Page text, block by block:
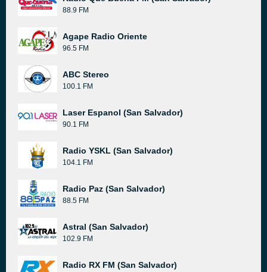
88.9 FM
Agape Radio Oriente
96.5 FM
ABC Stereo
100.1 FM
Laser Espanol (San Salvador)
90.1 FM
Radio YSKL (San Salvador)
104.1 FM
Radio Paz (San Salvador)
88.5 FM
Astral (San Salvador)
102.9 FM
Radio RX FM (San Salvador)